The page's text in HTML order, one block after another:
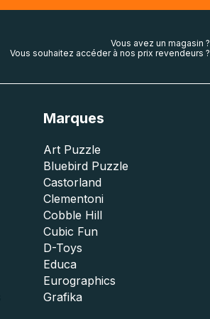
Vous avez un magasin ?
Vous souhaitez accéder à nos prix revendeurs ?
Marques
Art Puzzle
Bluebird Puzzle
Castorland
Clementoni
Cobble Hill
Cubic Fun
D-Toys
Educa
Eurographics
Grafika